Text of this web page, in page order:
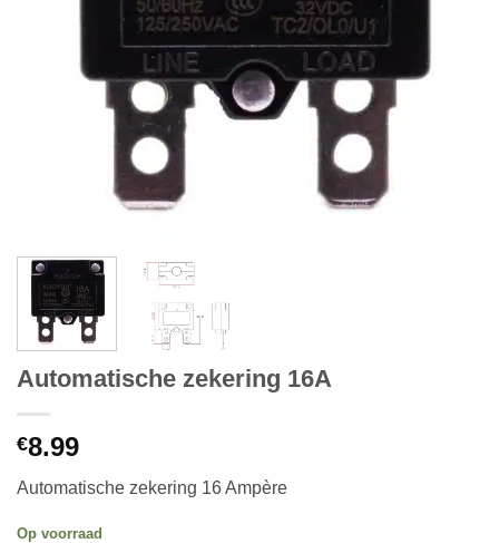
Automatische zekering 16A
€8.99
Automatische zekering 16 Ampère
Op voorraad